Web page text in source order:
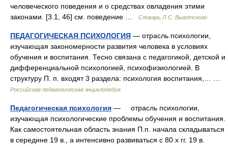
человеческого поведения и о средствах овладения этими
законами. [3.1, 46] см. поведение …
Словарь Л.С. Выготского
ПЕДАГОГИЧЕСКАЯ ПСИХОЛОГИЯ — отрасль психологии,
изучающая закономерности развития человека в условиях
обучения и воспитания. Тесно связана с педагогикой, детской и
дифференциальной психологией, психофизиологией. В
структуру П. п. входят 3 раздела: психология воспитания,… …
Российская педагогическая энциклопедия
Педагогическая психология — отрасль психологии,
изучающая психологические проблемы обучения и воспитания.
Как самостоятельная область знания П.п. начала складываться
в середине 19 в., а интенсивно развиваться с 80 х гг. 19 в.